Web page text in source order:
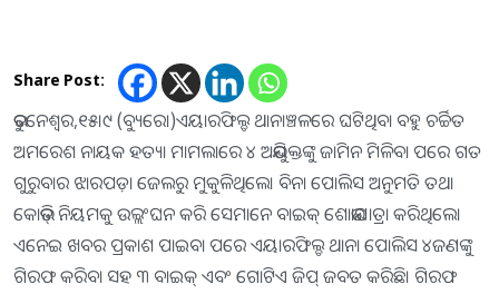
Share Post:
ଭୁବନେଶ୍ୱର,୧୫।୯ (ବ୍ୟୁରୋ)ଏୟାରଫିଲ୍ଡ ଥାନାଞ୍ଚଳରେ ଘଟିଥିବା ବହୁ ଚର୍ଚ୍ଚିତ
ଅମରେଶ ନାୟକ ହତ୍ୟା ମାମଲାରେ ୪ ଅଭିଯୁକ୍ତଙ୍କୁ ଜାମିନ ମିଳିବା ପରେ ଗତ
ଗୁରୁବାର ଝାରପଡ଼ା ଜେଲରୁ ମୁକୁଳିଥିଲେ। ବିନା ପୋଲିସ ଅନୁମତି ତଥା
କୋଭିଡ୍‌ ନିୟମକୁ ଉଲ୍ଲଂଘନ କରି ସେମାନେ ବାଇକ୍‌ ଶୋଭାଯାତ୍ରା କରିଥିଲେ।
ଏନେଇ ଖବର ପ୍ରକାଶ ପାଇବା ପରେ ଏୟାରଫିଲ୍ଡ ଥାନା ପୋଲିସ ୪ଜଣଙ୍କୁ
ଗିରଫ କରିବା ସହ ୩ ବାଇକ୍‌ ଏବଂ ଗୋଟିଏ ଜିପ୍‌ ଜବତ କରିଛି। ଗିରଫ